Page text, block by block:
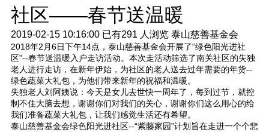
社区——春节送温暖
2019-02-15 10:16:00 已有291 人浏览 泰山慈善基金会
2018年2月6日下午14点，泰山慈善基金会开展了“绿色阳光进社
区”--春节送温暖入户走访活动。本次走活动筛选了南关社区的失独
老人进行走访，在新年伊始，为社区的老人送去过年需要的年货--
绿色蔬菜大礼包，为他们带来新年的祝福和温暖。
失独老人刘阿姨说：今天是女儿去世快一周年了，每到过节，就控
制不住大脑去想，谢谢你们对我们的关心，谢谢你们这么用心的给
我们准备蔬菜大礼包，让我们感觉生活还有希望。
泰山慈善基金会绿色阳光进社区--“紫藤家园”计划旨在走进一个个悲